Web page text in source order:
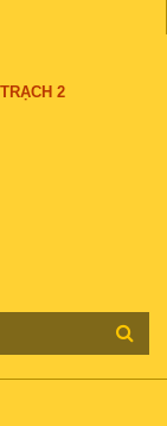
2